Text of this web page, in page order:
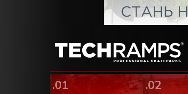
.01 .02